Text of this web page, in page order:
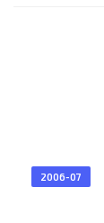
Даугор,
Мортен
2006-07